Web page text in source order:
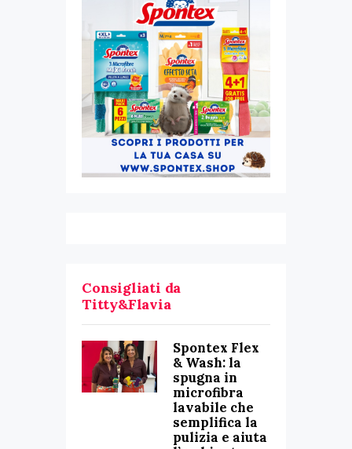
Consigliati da
Titty&Flavia
Spontex Flex
& Wash: la
spugna in
microfibra
lavabile che
semplifica la
pulizia e aiuta